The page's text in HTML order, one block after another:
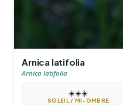
Arnica latifolia
Arnica latifolia
☀️☀️☀️
SOLEIL / MI-OMBRE